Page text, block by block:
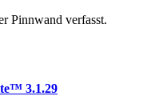
Pinnwand verfasst.
3.1.29